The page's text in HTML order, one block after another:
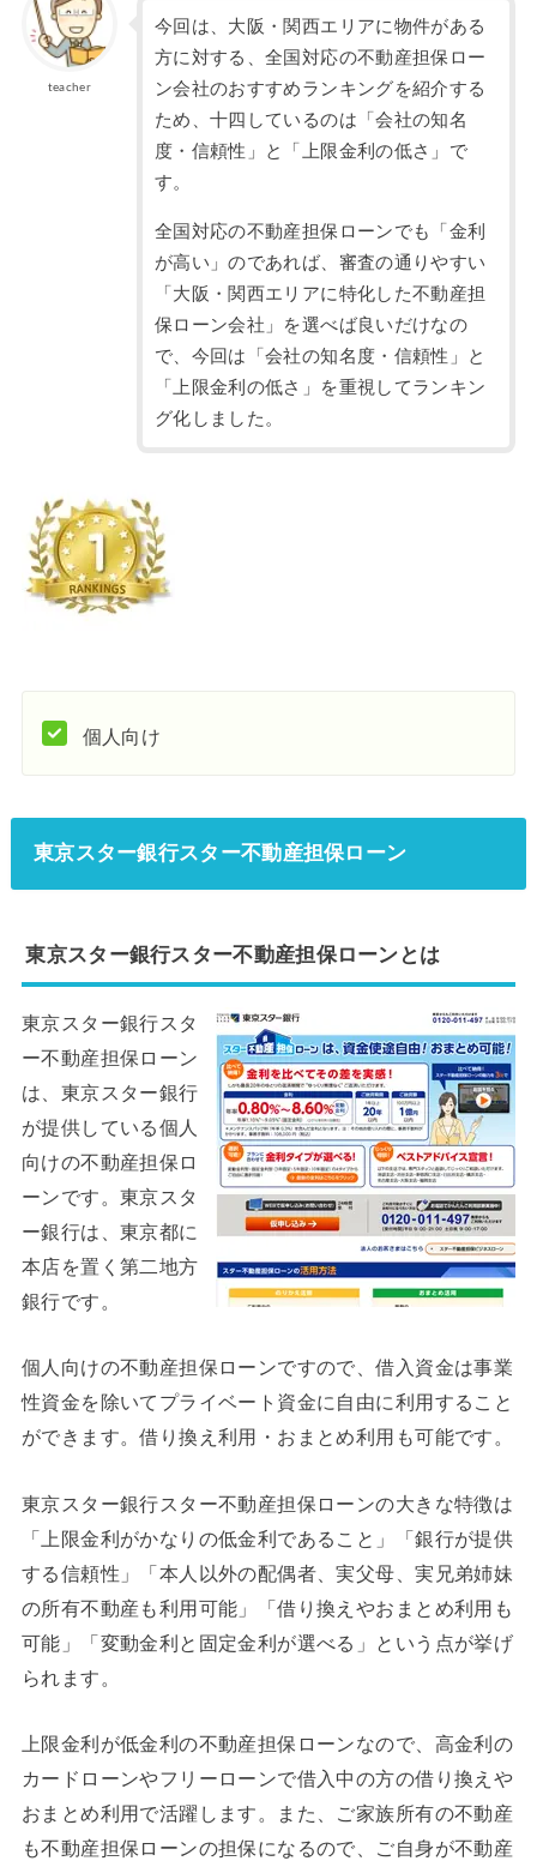
teacher
今回は、大阪・関西エリアに物件がある
方に対する、全国対応の不動産担保ロー
ン会社のおすすめランキングを紹介する
ため、十四しているのは「会社の知名
度・信頼性」と「上限金利の低さ」で
す。
全国対応の不動産担保ローンでも「金利
が高い」のであれば、審査の通りやすい
「大阪・関西エリアに特化した不動産担
保ローン会社」を選べば良いだけなの
で、今回は「会社の知名度・信頼性」と
「上限金利の低さ」を重視してランキン
グ化しました。
個人向け
東京スター銀行スター不動産担保ローン
東京スター銀行スター不動産担保ローンとは
東京スター銀行スタ
ー不動産担保ローン
は、東京スター銀行
が提供している個人
向けの不動産担保ロ
ーンです。東京スタ
ー銀行は、東京都に
本店を置く第二地方
銀行です。
個人向けの不動産担保ローンですので、借入資金は事業
性資金を除いてプライベート資金に自由に利用すること
ができます。借り換え利用・おまとめ利用も可能です。
東京スター銀行スター不動産担保ローンの大きな特徴は
「上限金利がかなりの低金利であること」「銀行が提供
する信頼性」「本人以外の配偶者、実父母、実兄弟姉妹
の所有不動産も利用可能」「借り換えやおまとめ利用も
可能」「変動金利と固定金利が選べる」という点が挙げ
られます。
上限金利が低金利の不動産担保ローンなので、高金利の
カードローンやフリーローンで借入中の方の借り換えや
おまとめ利用で活躍します。また、ご家族所有の不動産
も不動産担保ローンの担保になるので、ご自身が不動産